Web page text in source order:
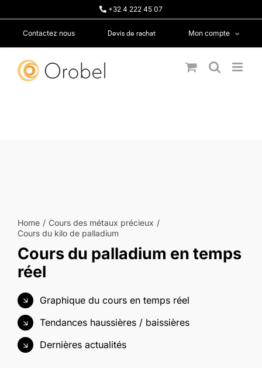
+32 4 222 45 07
Contactez nous Devis de rachat Mon compte
Home
Cours des métaux précieux
Cours du kilo de palladium
Cours du palladium en temps
réel
Graphique du cours en temps réel
Tendances haussières / baissières
Dernières actualités